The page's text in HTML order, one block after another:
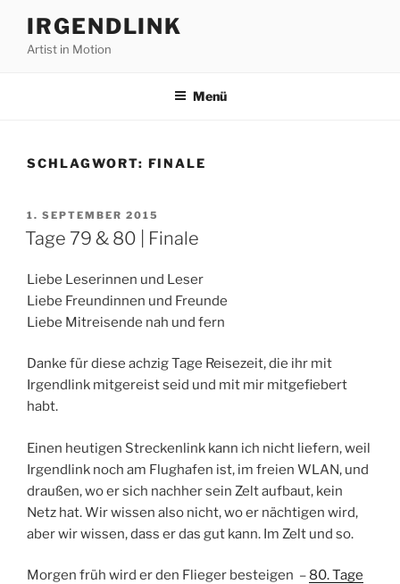
Inhalt
springen
IRGENDLINK
Artist in Motion
Menü
SCHLAGWORT: FINALE
VERÖFFENTLICHT
AM
1. SEPTEMBER 2015
Tage 79 & 80 | Finale
Liebe Leserinnen und Leser
Liebe Freundinnen und Freunde
Liebe Mitreisende nah und fern
Danke für diese achzig Tage Reisezeit, die ihr mit
Irgendlink mitgereist seid und mit mir mitgefiebert
habt.
Einen heutigen Streckenlink kann ich nicht liefern, weil
Irgendlink noch am Flughafen ist, im freien WLAN, und
draußen, wo er sich nachher sein Zelt aufbaut, kein
Netz hat. Wir wissen also nicht, wo er nächtigen wird,
aber wir wissen, dass er das gut kann. Im Zelt und so.
Morgen früh wird er den Flieger besteigen – 80. Tage